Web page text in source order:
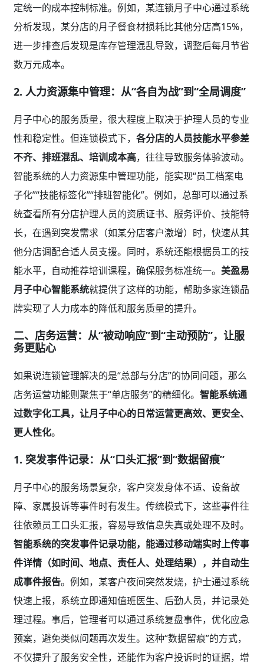
定统一的成本控制标准。例如，某连锁月子中心通过系统
分析发现，某分店的月子餐食材损耗比其他分店高15%，
进一步排查后发现是库存管理混乱导致，调整后每月节省
数万元成本。
2. 人力资源集中管理：从“各自为战”到“全局调度”
月子中心的服务质量，很大程度上取决于护理人员的专业
性和稳定性。但连锁模式下， 各分店的人员技能水平参差
不齐、排班混乱、培训成本高，往往导致服务体验波动。
智能系统的人力资源集中管理功能，能实现“员工档案电
子化”“技能标签化”“排班智能化”。例如，总部可以通过系
统查看所有分店护理人员的资质证书、服务评价、技能特
长，在遇到突发需求（如某分店客户激增）时，快速从其
他分店调配合适人员支援。同时，系统还能根据员工的技
能水平，自动推荐培训课程，确保服务标准统一。 美盈易
月子中心智能系统就提供了这样的功能，帮助多家连锁品
牌实现了人力成本的降低和服务质量的提升。
二、店务运营：从“被动响应”到“主动预防”，让服
务更贴心
如果说连锁管理解决的是“总部与分店”的协同问题，那么
店务运营功能则聚焦于“单店服务”的精细化。 智能系统通
过数字化工具，让月子中心的日常运营更高效、更安全、
更人性化。
1. 突发事件记录：从“口头汇报”到“数据留痕”
月子中心的服务场景复杂，客户突发身体不适、设备故
障、家属投诉等事件时有发生。传统模式下，这些事件往
往依赖员工口头汇报，容易导致信息失真或处理不及时。
智能系统的突发事件记录功能，能通过移动端实时上传事
件详情（如时间、地点、责任人、处理结果），并自动生
成事件报告。例如，某客户夜间突然发烧，护士通过系统
快速上报，系统立即通知值班医生、后勤人员，并记录处
理过程。事后，管理者可以通过系统复盘事件，优化应急
预案，避免类似问题再次发生。这种“数据留痕”的方式，
不仅提升了服务安全性，还能作为客户投诉时的证据，增